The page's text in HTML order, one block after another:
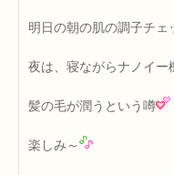
明日の朝の肌の調子チェ
夜は、寝ながらナノイ
髪の毛が潤うという噂
楽しみ～